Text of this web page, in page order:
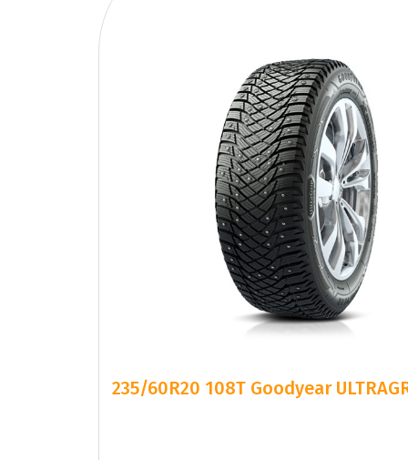
235/60R20 108T Goodyear